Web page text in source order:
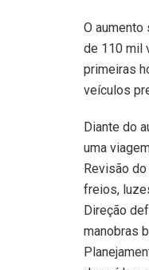
O
de 110 mil
primeiras
veículos
Diante do
uma
Revisão
freios,
Direção
manobras